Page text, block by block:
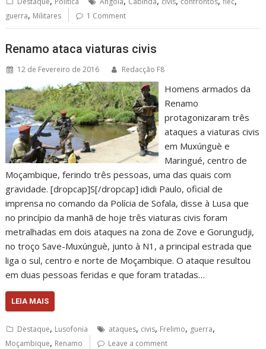
guerra, Militares 1 Comment
Renamo ataca viaturas civis
12 de Fevereiro de 2016 Redacção F8
Homens armados da
Renamo
protagonizaram três
ataques a viaturas civis
em Muxúnguè e
Maringué, centro de
Moçambique, ferindo três pessoas, uma das quais com
gravidade. [dropcap]S[/dropcap] ididi Paulo, oficial de
imprensa no comando da Polícia de Sofala, disse à Lusa que
no princípio da manhã de hoje três viaturas civis foram
metralhadas em dois ataques na zona de Zove e Gorungudji,
no troço Save-Muxúnguè, junto à N1, a principal estrada que
liga o sul, centro e norte de Moçambique. O ataque resultou
em duas pessoas feridas e que foram tratadas…
LEIA MAIS
Destaque, Lusofonia ataques, civis, Frelimo, guerra,
Moçambique, Renamo Leave a comment